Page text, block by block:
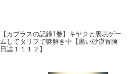
【カプラスの記録1巻】キヤクと裏表ゲー
ムしてタリフで謎解き中【黒い砂漠冒険
日誌１１１２】